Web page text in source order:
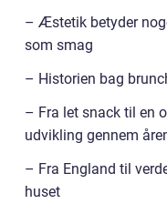
– Æstetik betyder
som smag
– Historien bag
– Fra let snack til en
udvikling gennem
– Fra England til
huset